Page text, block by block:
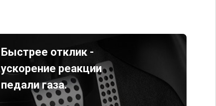
Быстрее отклик -
ускорение реакции
педали газа.